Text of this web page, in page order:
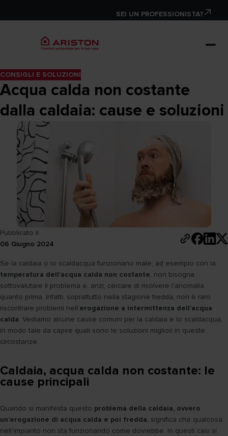
SEI UN PROFESSIONISTA?
CONSIGLI E SOLUZIONI
Acqua calda non costante
dalla caldaia: cause e soluzioni
Pubblicato il
06 Giugno 2024
Se la caldaia o lo scaldacqua funzionano male, ad esempio con la
temperatura dell’acqua calda non costante, non bisogna
sottovalutare il problema e, anzi, cercare di risolvere l’anomalia
quanto prima. Infatti, soprattutto nella stagione fredda, non è raro
riscontrare problemi nell’erogazione a intermittenza dell’acqua
calda. Vediamo alcune cause comuni per la caldaia e lo scaldacqua,
in modo tale da capire quali sono le soluzioni migliori in queste
circostanze.
Caldaia, acqua calda non costante: le
cause principali
Quando si manifesta questo problema della caldaia, ovvero
un’erogazione di acqua calda e poi fredda, significa che qualcosa
nell’impianto non sta funzionando come dovrebbe. In questi casi si